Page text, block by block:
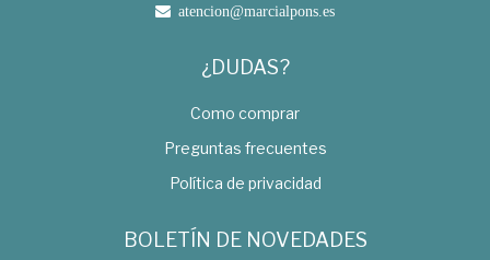
atencion@marcialpons.es
¿DUDAS?
Como comprar
Preguntas frecuentes
Política de privacidad
BOLETÍN DE NOVEDADES